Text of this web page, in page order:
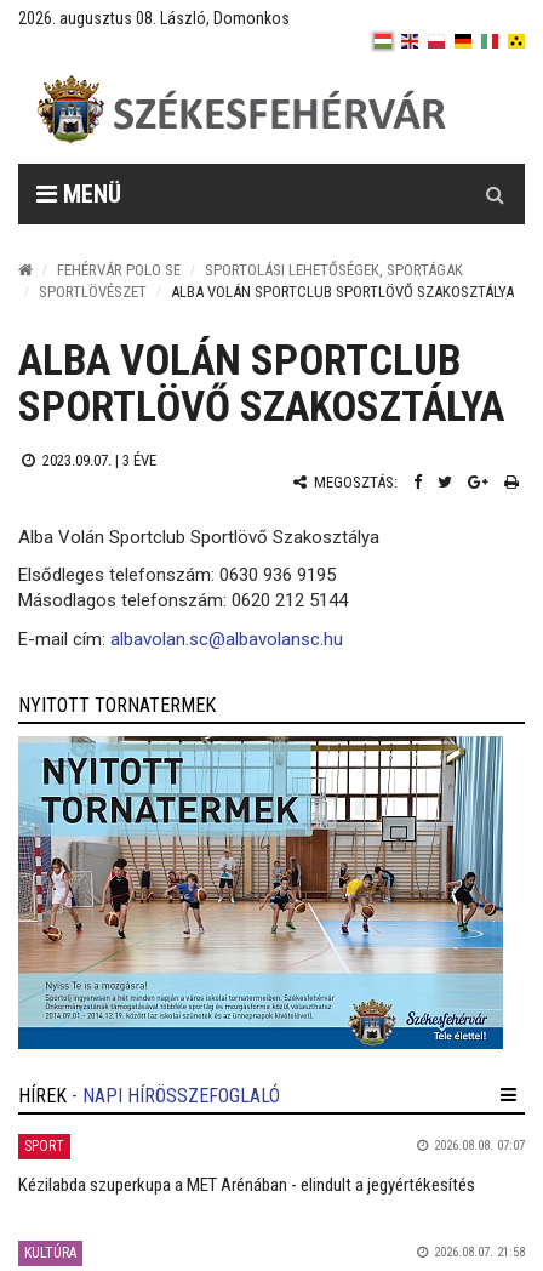
2026. augusztus 08. László, Domonkos
MENÜ
FEHÉRVÁR POLO SE
SPORTOLÁSI LEHETŐSÉGEK, SPORTÁGAK
SPORTLÖVÉSZET
ALBA VOLÁN SPORTCLUB SPORTLÖVŐ SZAKOSZTÁLYA
ALBA VOLÁN SPORTCLUB
SPORTLÖVŐ SZAKOSZTÁLYA
2023.09.07. | 3 ÉVE
MEGOSZTÁS:
Alba Volán Sportclub Sportlövő Szakosztálya
Elsődleges telefonszám: 0630 936 9195
Másodlagos telefonszám: 0620 212 5144
E-mail cím: albavolan.sc@albavolansc.hu
NYITOTT TORNATERMEK
HÍREK - NAPI HÍRÖSSZEFOGLALÓ
SPORT 2026.08.08. 07:07
Kézilabda szuperkupa a MET Arénában - elindult a jegyértékesítés
KULTÚRA 2026.08.07. 21:58